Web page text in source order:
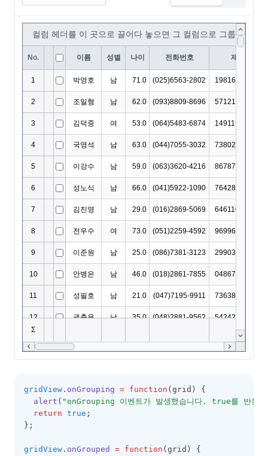
gridView . onGrouping = function (grid) {
alert ( "onGrouping 이벤트가 발생했습니다. true를 반환
return true ;
};
gridView . onGrouped = function (grid) {